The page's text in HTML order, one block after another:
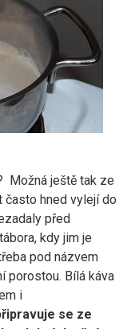
Možná ještě tak ze
často hned vylejí do
před
kdy jim je
pod názvem
porostou. Bílá káva
i
se ze